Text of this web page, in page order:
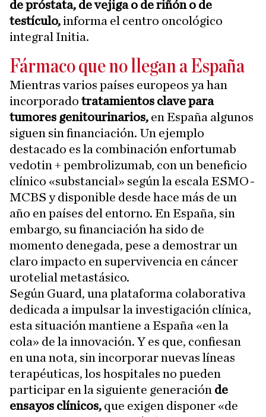
de próstata, de vejiga o de riñón o de
testículo,informa el centro oncológico
integral Initia.
Fármaco que no llegan a España
Mientras varios países europeos ya han
incorporado tratamientos clave para
tumores genitourinarios, en España algunos
siguen sin financiación. Un ejemplo
destacado es la combinación enfortumab
vedotin + pembrolizumab, con un beneficio
clínico «substancial» según la escala ESMO-
MCBS y disponible desde hace más de un
año en países del entorno. En España, sin
embargo, su financiación ha sido de
momento denegada, pese a demostrar un
claro impacto en supervivencia en cáncer
urotelial metastásico.
Según Guard, una plataforma colaborativa
dedicada a impulsar la investigación clínica,
esta situación mantiene a España «en la
cola» de la innovación. Y es que, confiesan
en una nota, sin incorporar nuevas líneas
terapéuticas, los hospitales no pueden
participar en la siguiente generación de
ensayos clínicos, que exigen disponer «de